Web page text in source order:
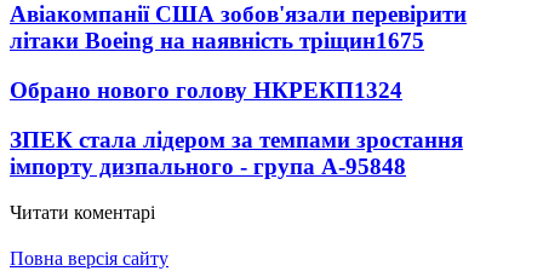
Авіакомпанії США зобов'язали перевірити
літаки Boeing на наявність тріщин1675
Обрано нового голову НКРЕКП1324
ЗПЕК стала лідером за темпами зростання
імпорту дизпального - група А-95848
Читати коментарі
Повна версія сайту